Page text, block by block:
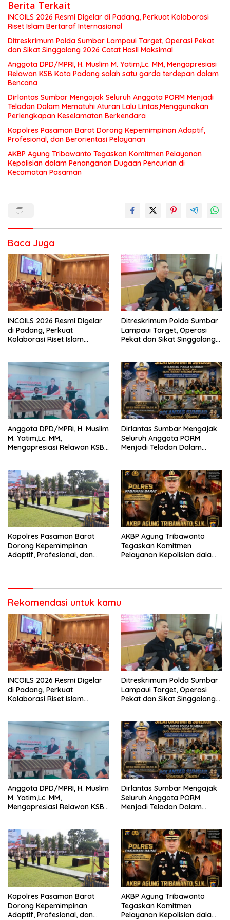
Berita Terkait
INCOILS 2026 Resmi Digelar di Padang, Perkuat Kolaborasi
Riset Islam Bertaraf Internasional
Ditreskrimum Polda Sumbar Lampaui Target, Operasi Pekat
dan Sikat Singgalang 2026 Catat Hasil Maksimal
Anggota DPD/MPRI, H. Muslim M. Yatim,Lc. MM, Mengapresiasi
Relawan KSB Kota Padang salah satu garda terdepan dalam
Bencana
Dirlantas Sumbar Mengajak Seluruh Anggota PORM Menjadi
Teladan Dalam Mematuhi Aturan Lalu Lintas,Menggunakan
Perlengkapan Keselamatan Berkendara
Kapolres Pasaman Barat Dorong Kepemimpinan Adaptif,
Profesional, dan Berorientasi Pelayanan
AKBP Agung Tribawanto Tegaskan Komitmen Pelayanan
Kepolisian dalam Penanganan Dugaan Pencurian di
Kecamatan Pasaman
Baca Juga
INCOILS 2026 Resmi Digelar
di Padang, Perkuat
Kolaborasi Riset Islam
Ditreskrimum Polda Sumbar
Lampaui Target, Operasi
Pekat dan Sikat Singgalang
Anggota DPD/MPRI, H. Muslim
M. Yatim,Lc. MM,
Mengapresiasi Relawan KSB
Bencana
Dirlantas Sumbar Mengajak
Seluruh Anggota PORM
Menjadi Teladan Dalam
Perlengkapan Keselamatan
Berkendara
Kapolres Pasaman Barat
Dorong Kepemimpinan
Adaptif, Profesional, dan
AKBP Agung Tribawanto
Tegaskan Komitmen
Pelayanan Kepolisian dalam
Rekomendasi untuk kamu
INCOILS 2026 Resmi Digelar
di Padang, Perkuat
Kolaborasi Riset Islam
Ditreskrimum Polda Sumbar
Lampaui Target, Operasi
Pekat dan Sikat Singgalang
Anggota DPD/MPRI, H. Muslim
M. Yatim,Lc. MM,
Mengapresiasi Relawan KSB
Bencana
Dirlantas Sumbar Mengajak
Seluruh Anggota PORM
Menjadi Teladan Dalam
Perlengkapan Keselamatan
Berkendara
Kapolres Pasaman Barat
Dorong Kepemimpinan
Adaptif, Profesional, dan
AKBP Agung Tribawanto
Tegaskan Komitmen
Pelayanan Kepolisian dalam